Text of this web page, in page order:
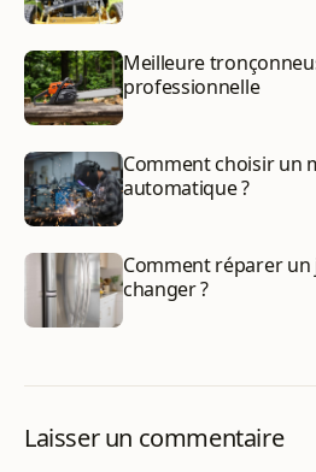
Meilleure
professionnelle
Comment choisir un
automatique ?
Comment réparer
changer ?
Laisser un commentaire